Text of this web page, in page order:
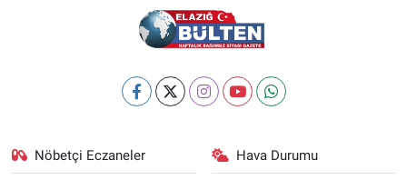
Nöbetçi Eczaneler Hava Durumu